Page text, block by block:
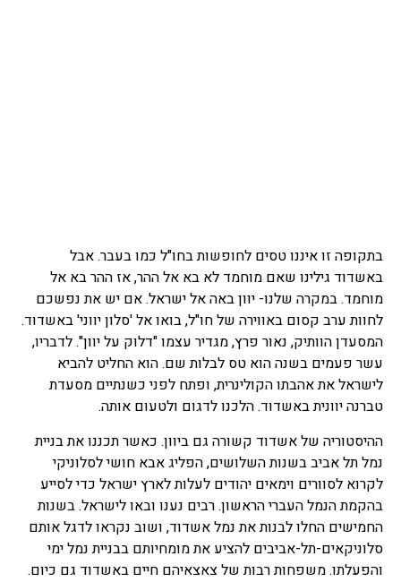
בתקופה זו איננו טסים לחופשות בחו"ל כמו בעבר. אבל
באשדוד גילינו שאם מוחמד לא בא אל ההר, אז ההר בא אל
מוחמד. במקרה שלנו- יוון באה אל ישראל. אם יש את נפשכם
לחוות ערב קסום באווירה של חו"ל, בואו אל 'סלון יווני' באשדוד.
המסעדן הוותיק, נאור פרץ, מגדיר עצמו "דלוק על יוון". לדבריו,
עשר פעמים בשנה הוא טס לבלות שם. הוא החליט להביא
לישראל את אהבתו הקולינרית, ופתח לפני כשנתיים מסעדת
טברנה יוונית באשדוד. הלכנו לדגום ולטעום אותה.
ההיסטוריה של אשדוד קשורה גם ביוון. כאשר תכננו את בניית
נמל תל אביב בשנות השלושים, הפליג אבא חושי לסלוניקי
לקרוא לסוורים וימאים יהודים לעלות לארץ ישראל כדי לסייע
בהקמת הנמל העברי הראשון. רבים נענו ובאו לישראל. בשנות
החמישים החלו לבנות את נמל אשדוד, ושוב נקראו לדגל אותם
סלוניקאים-תל-אביבים להציע את מומחיותם בבניית נמל ימי
והפעלתו. משפחות רבות של צאצאיהם חיים באשדוד גם כיום.